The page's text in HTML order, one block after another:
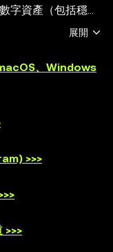
字資產（包括穩定
險，並且可能會貶
錢包僅爲一種
第三方平臺交互，
的服務，也不對
地區提供。OKX
所提供的，並受
展開
、Windows
>>>